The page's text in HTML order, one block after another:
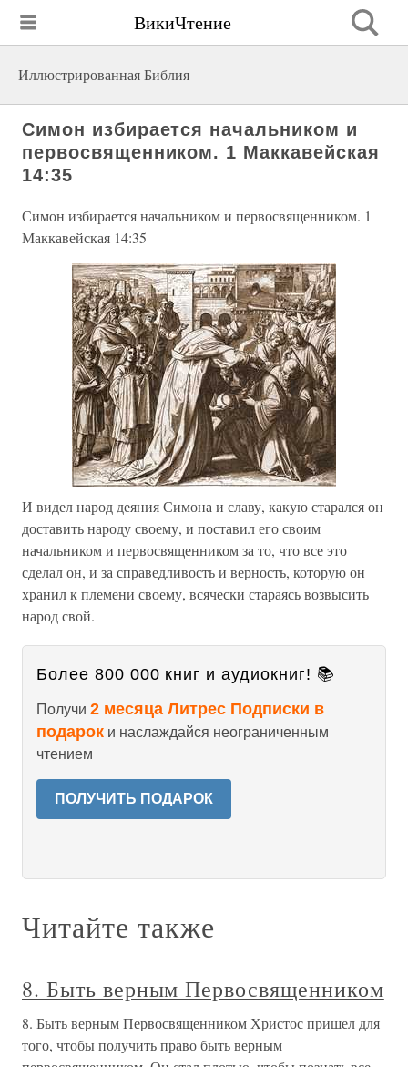
ВикиЧтение
Иллюстрированная Библия
Симон избирается начальником и
первосвященником. 1 Маккавейская
14:35
Симон избирается начальником и первосвященником. 1
Маккавейская 14:35
И видел народ деяния Симона и славу, какую старался он
доставить народу своему, и поставил его своим
начальником и первосвященником за то, что все это
сделал он, и за справедливость и верность, которую он
хранил к племени своему, всячески стараясь возвысить
народ свой.
Более 800 000 книг и аудиокниг! 📚
Получи 2 месяца Литрес Подписки в
подарок и наслаждайся неограниченным
чтением
ПОЛУЧИТЬ ПОДАРОК
Читайте также
8. Быть верным Первосвященником
8. Быть верным Первосвященником Христос пришел для
того, чтобы получить право быть верным